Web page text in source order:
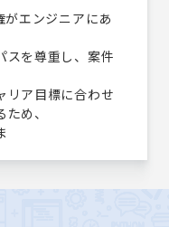
がエンジニアにあ
スを尊重し、案件
リア目標に合わせ
め、